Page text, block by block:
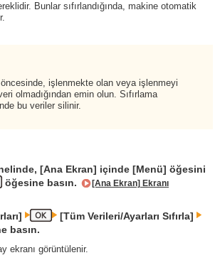
Bunlar sıfırlandığında, makine otomatik
öncesinde, işlenmekte olan veya işlenmeyi
olmadığından emin olun. Sıfırlama
bu veriler silinir.
[Ana Ekran] içinde [Menü] öğesini
öğesine basın. [Ana Ekran] Ekranı
[Tüm Verileri/Ayarları Sıfırla]
basın.
ekranı görüntülenir.